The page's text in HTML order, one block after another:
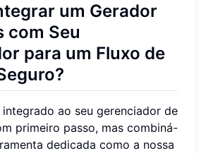
um Gerador
com Seu
para um Fluxo de
ao seu gerenciador de
primeiro passo, mas combiná-
dedicada como a nossa